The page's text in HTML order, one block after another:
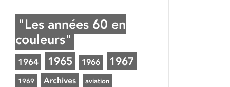
"Les années 60 en
couleurs"
1964 1965 1966 1967
1969 Archives aviation